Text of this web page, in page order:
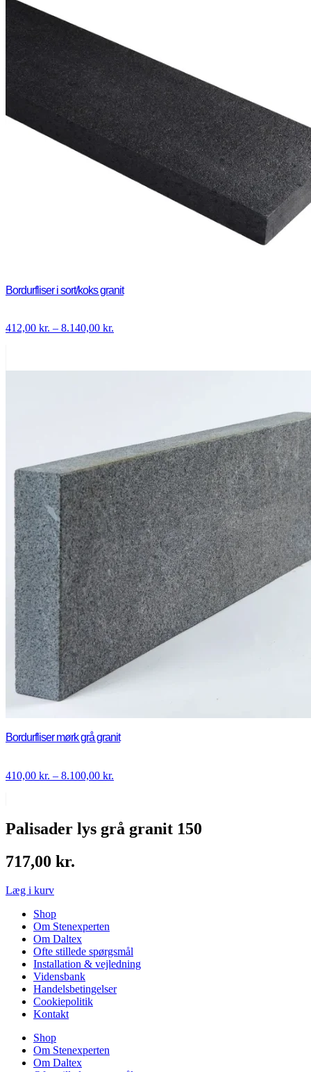
Bordurfliser i sort/koks granit
412,00 kr. – 8.140,00 kr.
Bordurfliser mørk grå granit
410,00 kr. – 8.100,00 kr.
Palisader lys grå granit 150
717,00 kr.
Læg i kurv
Shop
Om Stenexperten
Om Daltex
Ofte stillede spørgsmål
Installation & vejledning
Vidensbank
Handelsbetingelser
Cookiepolitik
Kontakt
Shop
Om Stenexperten
Om Daltex